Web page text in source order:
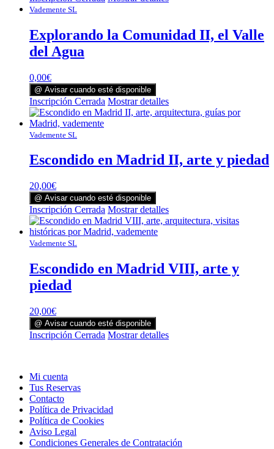
Vademente SL
Explorando la Comunidad II, el Valle
del Agua
0,00€
@ Avisar cuando esté disponible
Inscripción Cerrada Mostrar detalles
Vademente SL
Escondido en Madrid II, arte y piedad
20,00€
@ Avisar cuando esté disponible
Inscripción Cerrada Mostrar detalles
Vademente SL
Escondido en Madrid VIII, arte y
piedad
20,00€
@ Avisar cuando esté disponible
Inscripción Cerrada Mostrar detalles
Mi cuenta
Tus Reservas
Contacto
Política de Privacidad
Política de Cookies
Aviso Legal
Condiciones Generales de Contratación